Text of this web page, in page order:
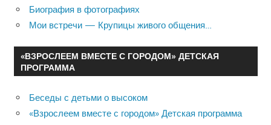
Биография в фотографиях
Мои встречи — Крупицы живого общения…
«ВЗРОСЛЕЕМ ВМЕСТЕ С ГОРОДОМ» ДЕТСКАЯ
ПРОГРАММА
Беседы с детьми о высоком
«Взрослеем вместе с городом» Детская программа